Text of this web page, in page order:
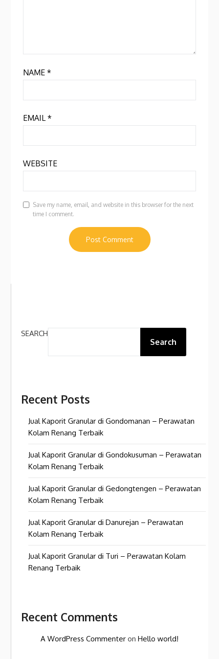
NAME*
EMAIL*
WEBSITE
Save my name, email, and website in this browser for the next
time I comment.
SEARCH
Search
Recent Posts
Jual Kaporit Granular di Gondomanan – Perawatan
Kolam Renang Terbaik
Jual Kaporit Granular di Gondokusuman – Perawatan
Kolam Renang Terbaik
Jual Kaporit Granular di Gedongtengen – Perawatan
Kolam Renang Terbaik
Jual Kaporit Granular di Danurejan – Perawatan
Kolam Renang Terbaik
Jual Kaporit Granular di Turi – Perawatan Kolam
Renang Terbaik
Recent Comments
A WordPress Commenter onHello world!